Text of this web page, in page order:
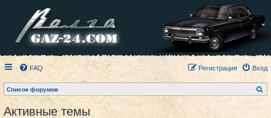
FAQ Вход
Регистрация
Список форумов
о
Активные темы